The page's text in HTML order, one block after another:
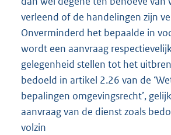
verleend of de handelingen zijn
Onverminderd het bepaalde in
wordt een aanvraag
gelegenheid stellen tot het
bedoeld in artikel 2.26 van de
bepalingen omgevingsrecht’,
aanvraag van de dienst zoals
volzin